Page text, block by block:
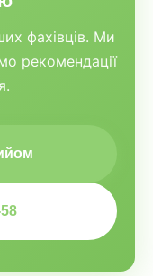
фахівців. Ми
рекомендації